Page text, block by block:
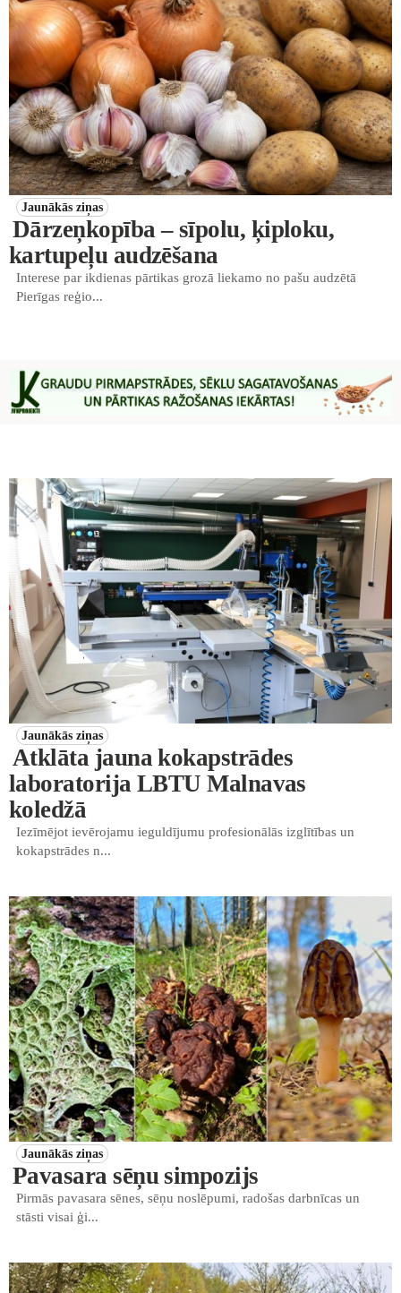
Jaunākās ziņas
Dārzeņkopība – sīpolu, ķiploku,
kartupeļu audzēšana
Interese par ikdienas pārtikas grozā liekamo no pašu audzētā
Pierīgas reģio...
Jaunākās ziņas
Atklāta jauna kokapstrādes
laboratorija LBTU Malnavas
koledžā
Iezīmējot ievērojamu ieguldījumu profesionālās izglītības un
kokapstrādes n...
Jaunākās ziņas
Pavasara sēņu simpozijs
Pirmās pavasara sēnes, sēņu noslēpumi, radošas darbnīcas un
stāsti visai ģi...